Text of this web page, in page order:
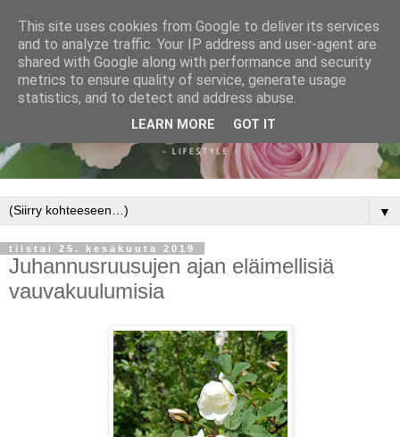
▼
tiistai 25. kesäkuuta 2019
Juhannusruusujen ajan eläimellisiä
vauvakuulumisia
This site uses cookies from Google to deliver its services
and to analyze traffic. Your IP address and user-agent are
shared with Google along with performance and security
metrics to ensure quality of service, generate usage
statistics, and to detect and address abuse.
LEARN MORE GOT IT